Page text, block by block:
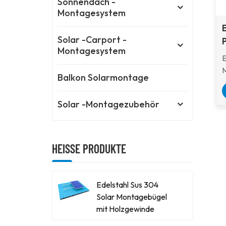
Montagesystem
Solar -Carport -
Montagesystem
Balkon Solarmontage
Solar -Montagezubehör
HEISSE PRODUKTE
Edelstahl Sus 304
Solar Montagebügel
mit Holzgewinde